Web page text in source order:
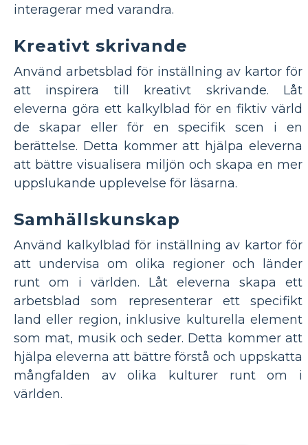
interagerar med varandra.
Kreativt skrivande
Använd arbetsblad för inställning av kartor för
att inspirera till kreativt skrivande. Låt
eleverna göra ett kalkylblad för en fiktiv värld
de skapar eller för en specifik scen i en
berättelse. Detta kommer att hjälpa eleverna
att bättre visualisera miljön och skapa en mer
uppslukande upplevelse för läsarna.
Samhällskunskap
Använd kalkylblad för inställning av kartor för
att undervisa om olika regioner och länder
runt om i världen. Låt eleverna skapa ett
arbetsblad som representerar ett specifikt
land eller region, inklusive kulturella element
som mat, musik och seder. Detta kommer att
hjälpa eleverna att bättre förstå och uppskatta
mångfalden av olika kulturer runt om i
världen.